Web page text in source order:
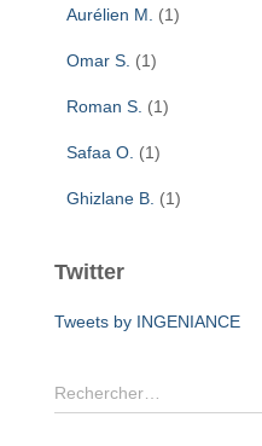
Aurélien M. (1)
Omar S. (1)
Roman S. (1)
Safaa O. (1)
Ghizlane B. (1)
Twitter
Tweets by INGENIANCE
R
e
Rechercher…